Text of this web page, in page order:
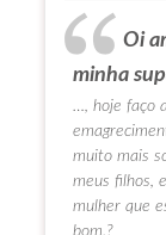
Oi
minha
…, hoje faço
muito mais
meus filhos,
mulher que
bom.?